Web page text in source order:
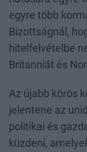
egyre több
Bizottságnál,
hitelfelvételbe
Britanniát és
Az újabb körös
jelentene az
politikai és
küzdeni,